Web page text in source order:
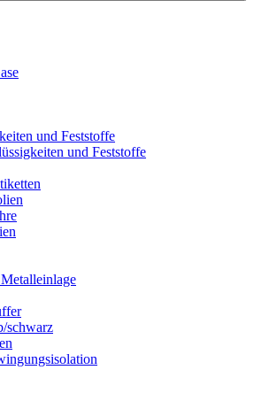
und Feststoffe
und Feststoffe
schwarz